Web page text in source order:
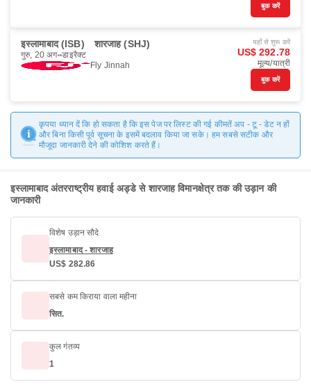
बुक करें
इस्लामाबाद (ISB) शारजाह (SHJ)
गुरु, 20 अग॰ डाइरैक्ट
Fly Jinnah
यहाँ से शुरू करें
US$ 292.78
मूल्य/यात्री
बुक करें
कृपया ध्यान दें कि हो सकता है कि इस पेज पर लिस्ट की गई कीमतें अप - टू - डेट न हों
और बिना किसी पूर्व सूचना के इसमें बदलाव किया जा सके। हम सबसे सटीक और
मौजूदा जानकारी देने की कोशिश करते हैं।
इस्लामाबाद अंतरराष्ट्रीय हवाई अड्डे से शारजाह विमानक्षेत्र तक की उड़ान की
जानकारी
विशेष उड़ान सौदे
इस्लामाबाद - शारजाह
US$ 282.86
सबसे कम किराया वाला महीना
सित.
कुल गंतव्य
1